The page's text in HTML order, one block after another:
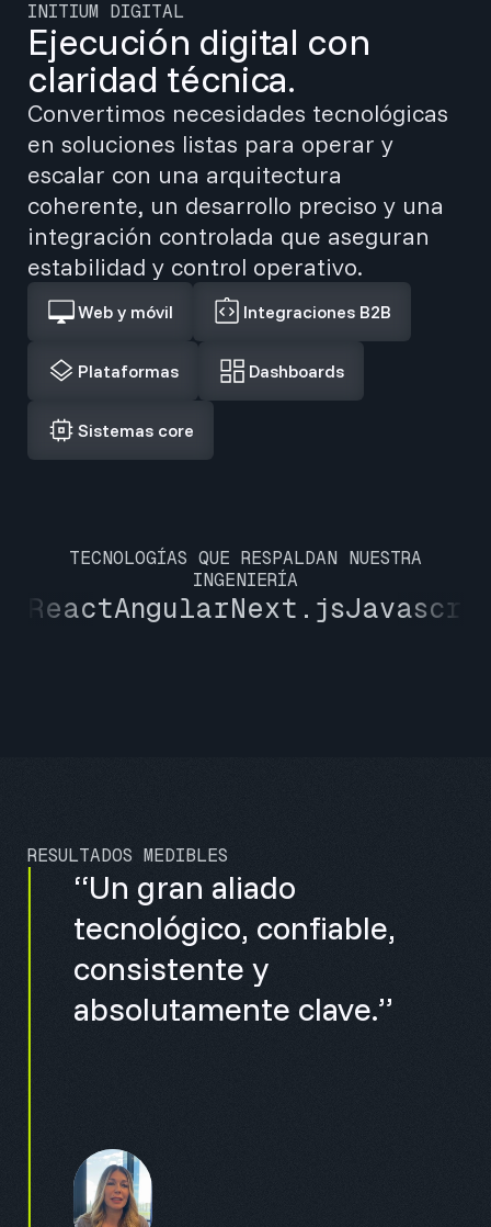
INITIUM DIGITAL
Ejecución digital con
claridad técnica.
Convertimos necesidades tecnológicas
en soluciones listas para operar y
escalar con una arquitectura
coherente, un desarrollo preciso y una
integración controlada que aseguran
estabilidad y control operativo.
Web y móvil Integraciones B2B
Plataformas Dashboards
Sistemas core
TECNOLOGÍAS QUE RESPALDAN NUESTRA
INGENIERÍA
ReactAngularNext.js
RESULTADOS MEDIBLES
“Un gran aliado
tecnológico, confiable,
consistente y
absolutamente clave.”